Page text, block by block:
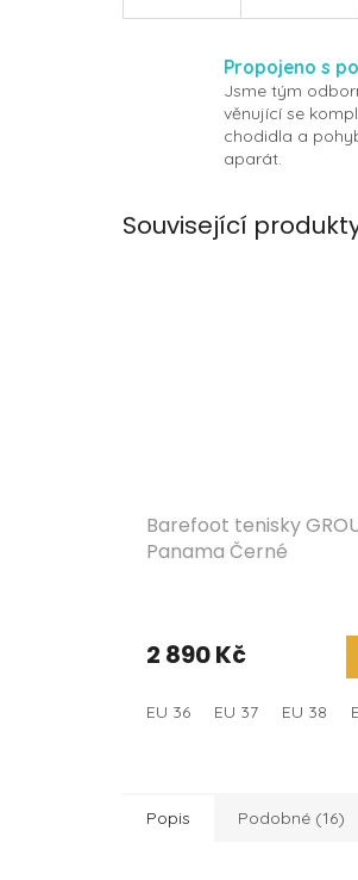
Propojeno s
Jsme tým
věnující se
chodidla a
aparát.
Související
Barefoot tenisky
Panama Černé
2 890 Kč
EU 36 EU 37 EU 38
Popis Podobné (16)